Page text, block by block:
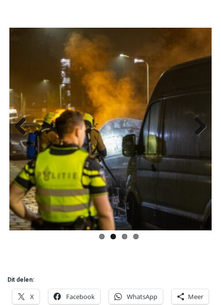
Previ
ous
Dit delen:
X Facebook WhatsApp Meer